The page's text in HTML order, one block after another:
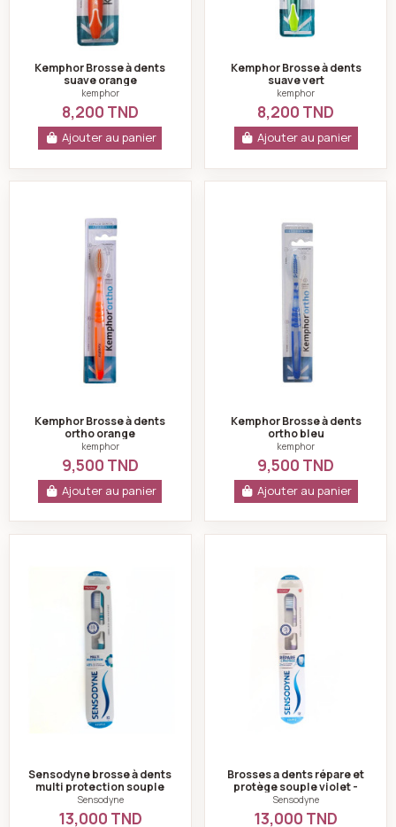
Kemphor Brosse à dents
suave orange
kemphor
8,200 TND
Ajouter au panier
Kemphor Brosse à dents
suave vert
kemphor
8,200 TND
Ajouter au panier
Kemphor Brosse à dents
ortho orange
kemphor
9,500 TND
Ajouter au panier
Kemphor Brosse à dents
ortho bleu
kemphor
9,500 TND
Ajouter au panier
Sensodyne brosse à dents
multi protection souple
vert
Sensodyne
13,000 TND
Brosses a dents répare et
protège souple violet -
Sensodyne
Sensodyne
13,000 TND